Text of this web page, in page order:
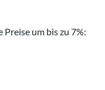
um bis zu 7%: